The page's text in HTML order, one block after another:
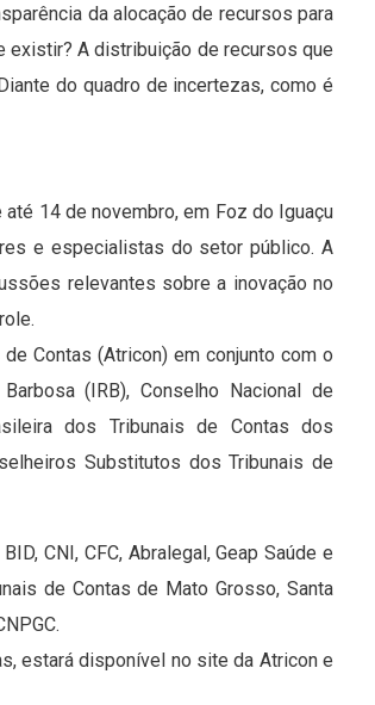
da alocação de recursos para
existir? A distribuição de recursos que
do quadro de incertezas, como é
até 14 de novembro, em Foz do Iguaçu
e especialistas do setor público. A
relevantes sobre a inovação no
Contas (Atricon) em conjunto com o
(IRB), Conselho Nacional de
dos Tribunais de Contas dos
Substitutos dos Tribunais de
CNI, CFC, Abralegal, Geap Saúde e
de Contas de Mato Grosso, Santa
estará disponível no site da Atricon e